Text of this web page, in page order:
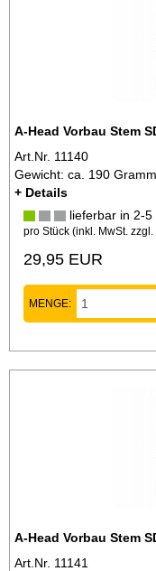
A-Head Vorbau Stem
Art.Nr. 11140
Gewicht: ca. 190 Gramm
+ Details
lieferbar in 2-5
pro Stück (inkl. MwSt. zzgl.
29,95 EUR
MENGE:
A-Head Vorbau Stem
Art.Nr. 11141